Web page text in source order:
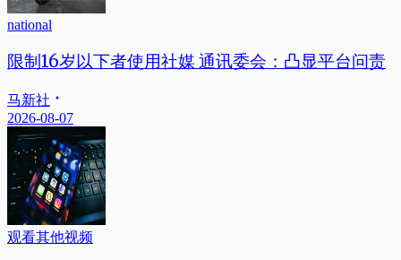
national
限制16岁以下者使用社媒 通讯委会：凸显平台问责
马新社
2026-08-07
观看其他视频